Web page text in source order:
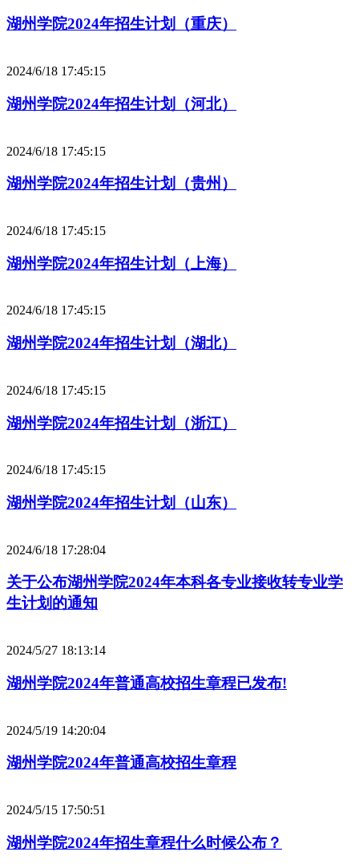
湖州学院2024年招生计划（重庆）
2024/6/18 17:45:15
湖州学院2024年招生计划（河北）
2024/6/18 17:45:15
湖州学院2024年招生计划（贵州）
2024/6/18 17:45:15
湖州学院2024年招生计划（上海）
2024/6/18 17:45:15
湖州学院2024年招生计划（湖北）
2024/6/18 17:45:15
湖州学院2024年招生计划（浙江）
2024/6/18 17:45:15
湖州学院2024年招生计划（山东）
2024/6/18 17:28:04
关于公布湖州学院2024年本科各专业接收转专业学
生计划的通知
2024/5/27 18:13:14
湖州学院2024年普通高校招生章程已发布!
2024/5/19 14:20:04
湖州学院2024年普通高校招生章程
2024/5/15 17:50:51
湖州学院2024年招生章程什么时候公布？